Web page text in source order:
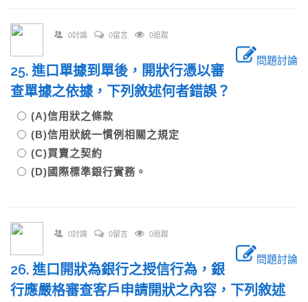
0討論 0留言 0追蹤
問題討論
25. 進口單據到單後，開狀行憑以審
查單據之依據，下列敘述何者錯誤？
(A)信用狀之條款
(B)信用狀統一慣例相關之規定
(C)買賣之契約
(D)國際標準銀行實務。
0討論 0留言 0追蹤
問題討論
26. 進口開狀為銀行之授信行為，銀
行應嚴格審查客戶申請開狀之內容，下列敘述